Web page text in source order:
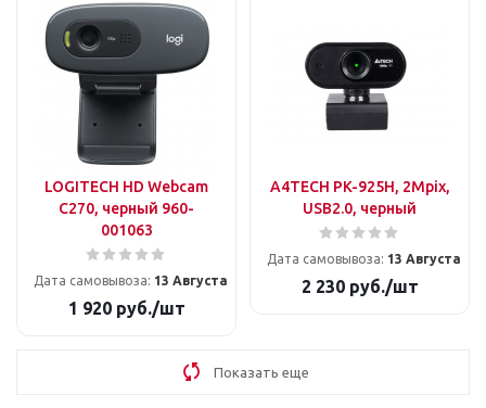
LOGITECH HD Webcam
C270, черный 960-
001063
Дата самовывоза: 13 Августа
1 920руб./шт
A4TECH PK-925H, 2Mpix,
USB2.0, черный
Дата самовывоза: 13 Августа
2 230руб./шт
Показать еще